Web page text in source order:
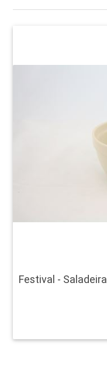
Festival - Saladeira